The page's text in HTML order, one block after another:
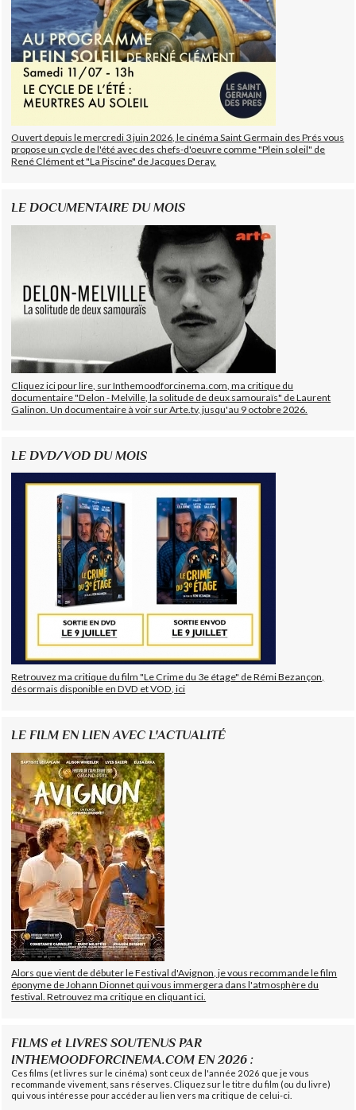
Ouvert depuis le mercredi 3 juin 2026, le cinéma Saint Germain des Prés vous
propose un cycle de l'été avec des chefs-d'oeuvre comme "Plein soleil" de
René Clément et "La Piscine" de Jacques Deray.
LE DOCUMENTAIRE DU MOIS
Cliquez ici pour lire, sur Inthemoodforcinema.com, ma critique du
documentaire "Delon - Melville, la solitude de deux samouraïs" de Laurent
Galinon. Un documentaire à voir sur Arte.tv, jusqu'au 9 octobre 2026.
LE DVD/VOD DU MOIS
Retrouvez ma critique du film "Le Crime du 3e étage" de Rémi Bezançon,
désormais disponible en DVD et VOD, ici
LE FILM EN LIEN AVEC L'ACTUALITÉ
Alors que vient de débuter le Festival d'Avignon, je vous recommande le film
éponyme de Johann Dionnet qui vous immergera dans l'atmosphère du
festival. Retrouvez ma critique en cliquant ici.
FILMS et LIVRES SOUTENUS PAR
INTHEMOODFORCINEMA.COM EN 2026 :
Ces films (et livres sur le cinéma) sont ceux de l'année 2026 que je vous
recommande vivement, sans réserves. Cliquez sur le titre du film (ou du livre)
qui vous intéresse pour accéder au lien vers ma critique de celui-ci.